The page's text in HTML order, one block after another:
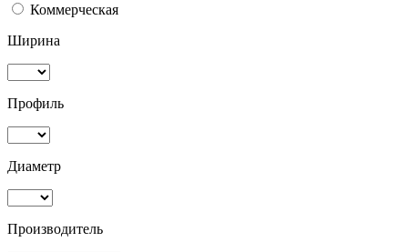
Коммерческая
Ширина
Профиль
Диаметр
Производитель